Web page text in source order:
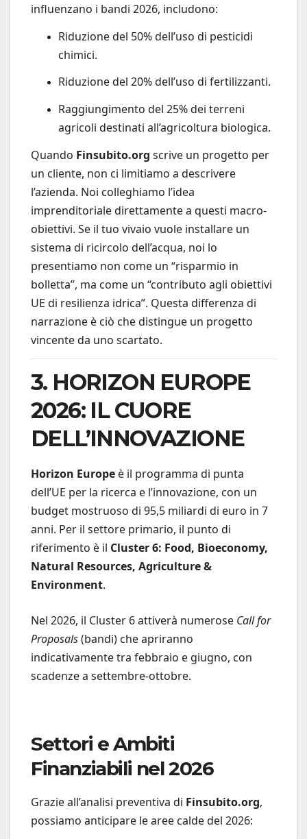
influenzano i bandi 2026, includono:
Riduzione del 50% dell’uso di pesticidi
chimici.
Riduzione del 20% dell’uso di fertilizzanti.
Raggiungimento del 25% dei terreni
agricoli destinati all’agricoltura biologica.
Quando Finsubito.org scrive un progetto per
un cliente, non ci limitiamo a descrivere
l’azienda. Noi colleghiamo l’idea
imprenditoriale direttamente a questi macro-
obiettivi. Se il tuo vivaio vuole installare un
sistema di ricircolo dell’acqua, noi lo
presentiamo non come un “risparmio in
bolletta”, ma come un “contributo agli obiettivi
UE di resilienza idrica”. Questa differenza di
narrazione è ciò che distingue un progetto
vincente da uno scartato.
3. HORIZON EUROPE
2026: IL CUORE
DELL’INNOVAZIONE
Horizon Europe è il programma di punta
dell’UE per la ricerca e l’innovazione, con un
budget mostruoso di 95,5 miliardi di euro in 7
anni. Per il settore primario, il punto di
riferimento è il Cluster 6: Food, Bioeconomy,
Natural Resources, Agriculture &
Environment.
Nel 2026, il Cluster 6 attiverà numerose Call for
Proposals(bandi) che apriranno
indicativamente tra febbraio e giugno, con
scadenze a settembre-ottobre.
Settori e Ambiti
Finanziabili nel 2026
Grazie all’analisi preventiva di Finsubito.org,
possiamo anticipare le aree calde del 2026: